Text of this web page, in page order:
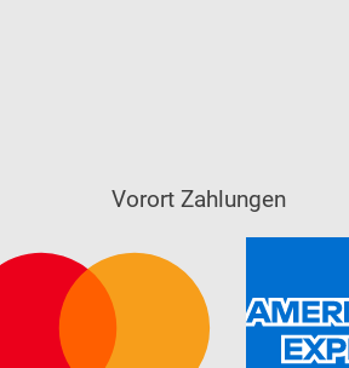
Vorort Zahlungen